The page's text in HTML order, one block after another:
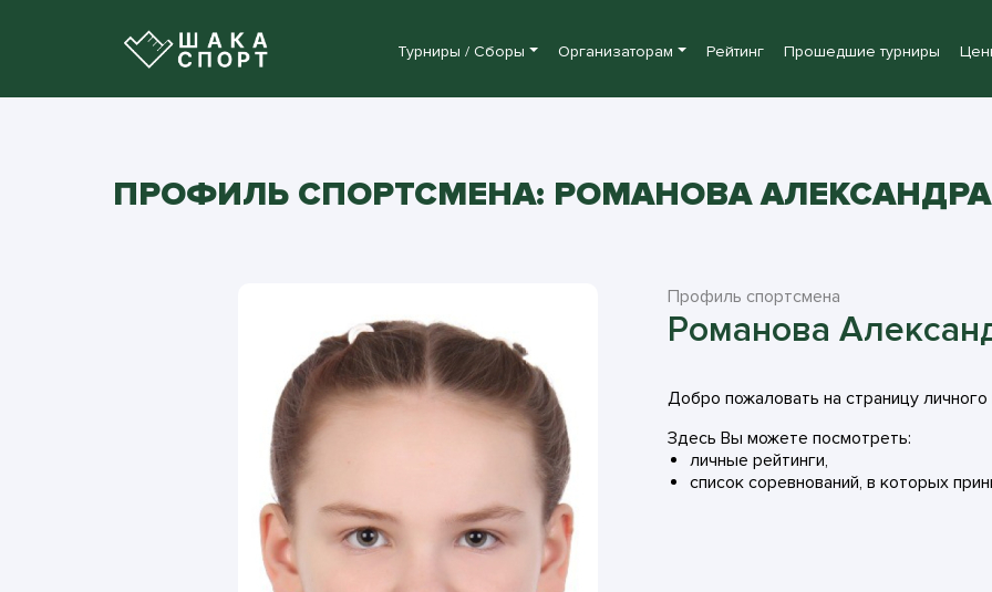
Турниры / Сборы Организаторам Рейтинг Прошедшие турниры
ПРОФИЛЬ СПОРТСМЕНА: РОМАНОВА
Профиль спортсмена
Романова
Добро пожаловать на страницу
Здесь Вы можете посмотреть:
личные рейтинги,
список соревнований, в которых